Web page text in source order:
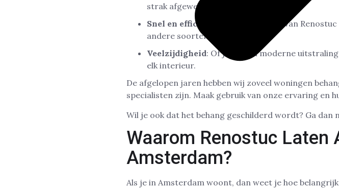
strak afgewerkte muren.
Snel en efficiënt
: Het aanbrengen van
andere soorten stucwerk.
Veelzijdigheid: Of je nu een moderne
elk interieur.
De afgelopen jaren hebben wij zoveel woningen
specialisten zijn. Maak gebruik van onze ervaring en
Wil je ook dat het behang geschilderd wordt? Ga dan
Waarom Renostuc Laten
Amsterdam?
Als je in Amsterdam woont, dan weet je hoe